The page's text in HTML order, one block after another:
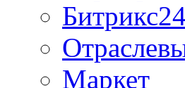
Битрикс24
Маркет